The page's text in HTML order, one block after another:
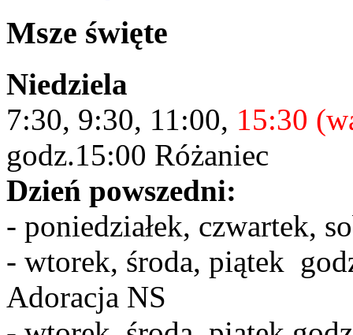
Msze święte
Niedziela
7:30, 9:30, 11:00, 15:30
godz.15:00 Różaniec
Dzień powszedni:
- poniedziałek, czwartek,
- wtorek, środa, piątek
Adoracja NS